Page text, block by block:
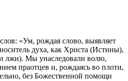
«Ум, рождая слово, выявляет
духа, как Христа (Истины),
и лжи). Мы унаследовали волю,
праотцев и, рождаясь во плоти,
без Божественной помощи